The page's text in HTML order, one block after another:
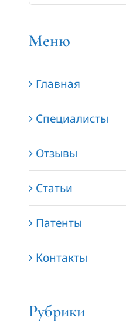
поиска:
Меню
Главная
Специалисты
Отзывы
Статьи
Патенты
Контакты
Рубрики